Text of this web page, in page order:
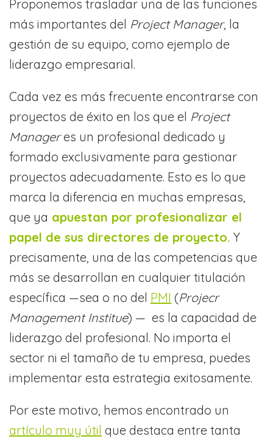
Proponemos trasladar una de las funciones
más importantes del Project Manager, la
gestión de su equipo, como ejemplo de
liderazgo empresarial.
Cada vez es más frecuente encontrarse con
proyectos de éxito en los que el Project
Manageres un profesional dedicado y
formado exclusivamente para gestionar
proyectos adecuadamente. Esto es lo que
marca la diferencia en muchas empresas,
que ya apuestan por profesionalizar el
papel de sus directores de proyecto. Y
precisamente, una de las competencias que
más se desarrollan en cualquier titulación
específica —sea o no del PMI (Projecr
Management Institue) — es la capacidad de
liderazgo del profesional. No importa el
sector ni el tamaño de tu empresa, puedes
implementar esta estrategia exitosamente.
Por este motivo, hemos encontrado un
artículo muy útil que destaca entre tanta